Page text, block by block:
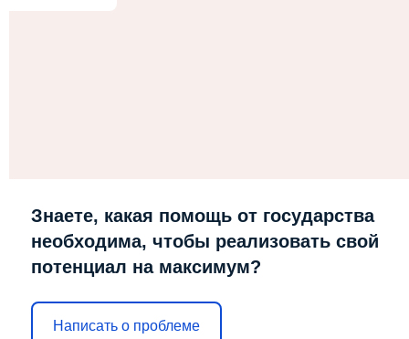
Знаете, какая помощь от государства
необходима, чтобы реализовать свой
потенциал на максимум?
Написать о проблеме